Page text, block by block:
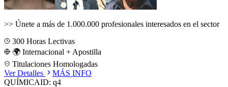
>> Únete a más de 1.000.000 profesionales interesados en el sector
300 Horas Lectivas
🌍 Internacional + Apostilla
Titulaciones Homologadas
Ver Detalles
MÁS INFO
QUÍMICAID: q4